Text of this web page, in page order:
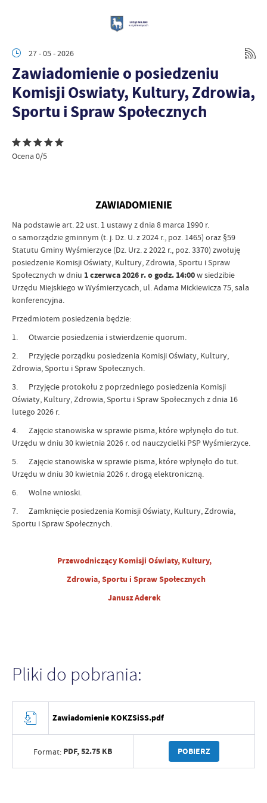
27 - 05 - 2026
Zawiadomienie o posiedzeniu
Komisji Oswiaty, Kultury, Zdrowia,
Sportu i Spraw Społecznych
Ocena 0/5
ZAWIADOMIENIE
Na podstawie art. 22 ust. 1 ustawy z dnia 8 marca 1990 r.
o samorządzie gminnym (t. j. Dz. U. z 2024 r., poz. 1465) oraz §59
Statutu Gminy Wyśmierzyce (Dz. Urz. z 2022 r., poz. 3370) zwołuję
posiedzenie Komisji Oświaty, Kultury, Zdrowia, Sportu i Spraw
Społecznych w dniu 1 czerwca 2026 r. o godz. 14:00w siedzibie
Urzędu Miejskiego w Wyśmierzycach, ul. Adama Mickiewicza 75, sala
konferencyjna.
Przedmiotem posiedzenia będzie:
1. Otwarcie posiedzenia i stwierdzenie quorum.
2. Przyjęcie porządku posiedzenia Komisji Oświaty, Kultury,
Zdrowia, Sportu i Spraw Społecznych.
3. Przyjęcie protokołu z poprzedniego posiedzenia Komisji
Oświaty, Kultury, Zdrowia, Sportu i Spraw Społecznych z dnia 16
lutego 2026 r.
4. Zajęcie stanowiska w sprawie pisma, które wpłynęło do tut.
Urzędu w dniu 30 kwietnia 2026 r. od nauczycielki PSP Wyśmierzyce.
5. Zajęcie stanowiska w sprawie pisma, które wpłynęło do tut.
Urzędu w dniu 30 kwietnia 2026 r. drogą elektroniczną.
6. Wolne wnioski.
7. Zamknięcie posiedzenia Komisji Oświaty, Kultury, Zdrowia,
Sportu i Spraw Społecznych.
Przewodniczący Komisji Oświaty, Kultury,
Zdrowia, Sportu i Spraw Społecznych
Janusz Aderek
Pliki do pobrania:
Zawiadomienie KOKZSiSS.pdf
Format: PDF,52.75 KB POBIERZ